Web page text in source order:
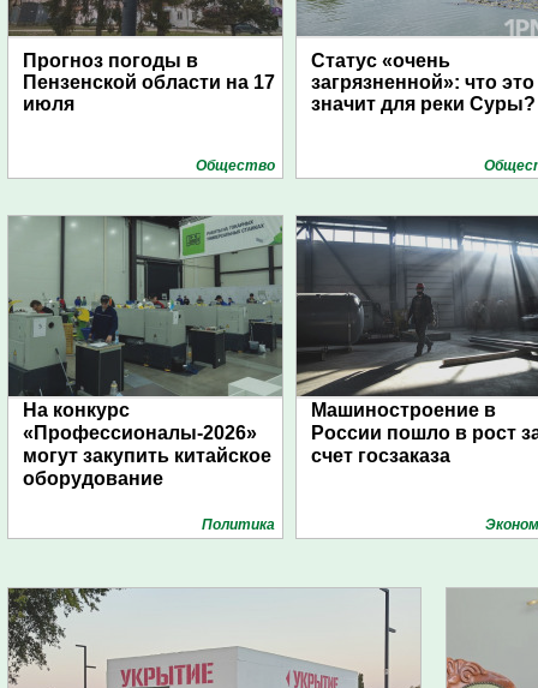
Прогноз погоды в
Пензенской области на 17
июля
Общество
Статус «очень
загрязненной»: что это
значит для реки Суры?
На конкурс
«Профессионалы-2026»
могут закупить китайское
оборудование
Политика
Машиностроение в
России пошло в рост
счет госзаказа